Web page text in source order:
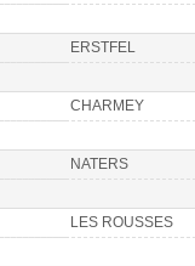
ERSTFEL
CHARMEY
NATERS
LES ROUSSES